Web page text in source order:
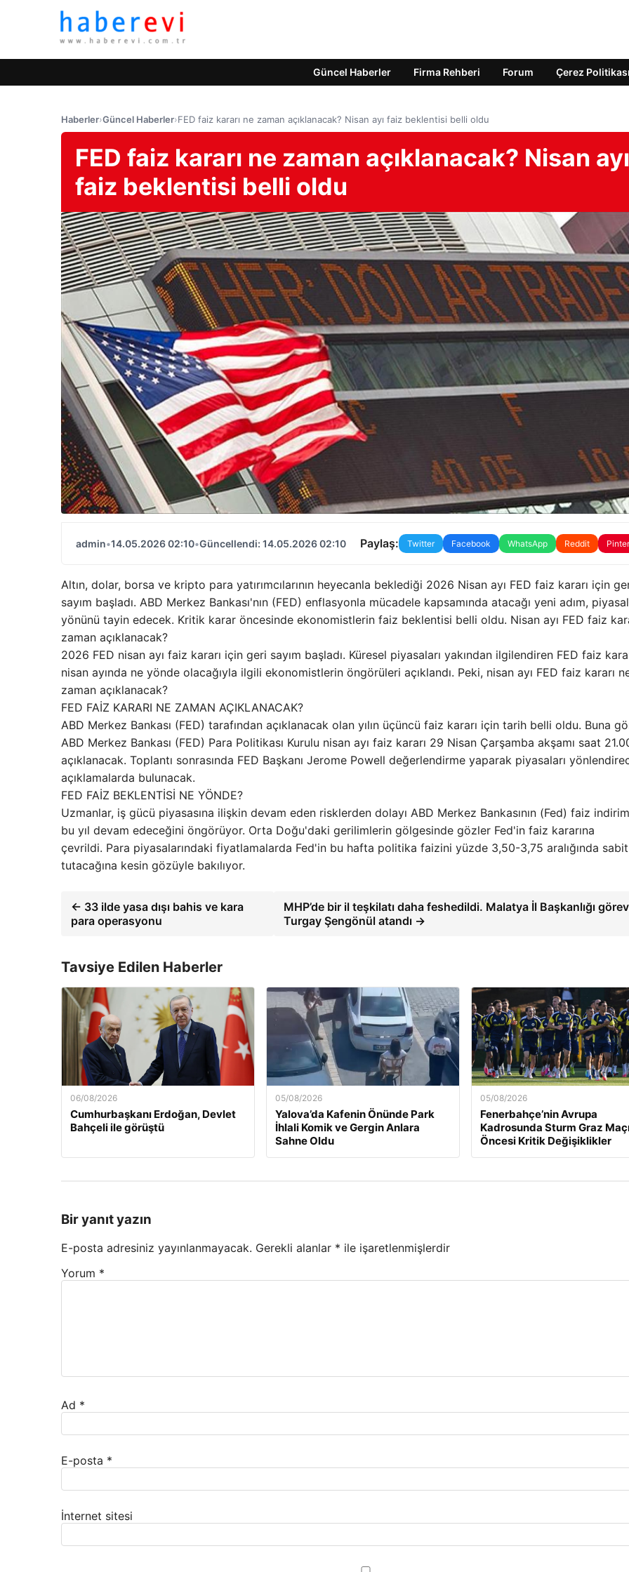
Güncel Haberler Firma Rehberi Forum Çerez Politikası
Haberler›Güncel Haberler›FED faiz kararı ne zaman açıklanacak? Nisan ayı faiz beklentisi belli oldu
FED faiz kararı ne zaman açıklanacak? Nisan ayı
faiz beklentisi belli oldu
admin•14.05.2026 02:10•Güncellendi: 14.05.2026 02:10 Paylaş: Twitter Facebook WhatsApp Reddit
Altın, dolar, borsa ve kripto para yatırımcılarının heyecanla beklediği 2026 Nisan ayı FED faiz kararı için
sayım başladı. ABD Merkez Bankası'nın (FED) enflasyonla mücadele kapsamında atacağı yeni adım,
yönünü tayin edecek. Kritik karar öncesinde ekonomistlerin faiz beklentisi belli oldu. Nisan ayı FED faiz
zaman açıklanacak?
2026 FED nisan ayı faiz kararı için geri sayım başladı. Küresel piyasaları yakından ilgilendiren FED faiz
nisan ayında ne yönde olacağıyla ilgili ekonomistlerin öngörüleri açıklandı. Peki, nisan ayı FED faiz kararı
zaman açıklanacak?
FED FAİZ KARARI NE ZAMAN AÇIKLANACAK?
ABD Merkez Bankası (FED) tarafından açıklanacak olan yılın üçüncü faiz kararı için tarih belli oldu. Buna
ABD Merkez Bankası (FED) Para Politikası Kurulu nisan ayı faiz kararı 29 Nisan Çarşamba akşamı saat
açıklanacak. Toplantı sonrasında FED Başkanı Jerome Powell değerlendirme yaparak piyasaları
açıklamalarda bulunacak.
FED FAİZ BEKLENTİSİ NE YÖNDE?
Uzmanlar, iş gücü piyasasına ilişkin devam eden risklerden dolayı ABD Merkez Bankasının (Fed) faiz
bu yıl devam edeceğini öngörüyor. Orta Doğu'daki gerilimlerin gölgesinde gözler Fed'in faiz kararına
çevrildi. Para piyasalarındaki fiyatlamalarda Fed'in bu hafta politika faizini yüzde 3,50-3,75 aralığında sabit
tutacağına kesin gözüyle bakılıyor.
← 33 ilde yasa dışı bahis ve kara
para operasyonu
MHP’de bir il teşkilatı daha feshedildi. Malatya İl Başkanlığı
Turgay Şengönül atandı →
Tavsiye Edilen Haberler
06/08/2026
Cumhurbaşkanı Erdoğan, Devlet
Bahçeli ile görüştü
05/08/2026
Yalova’da Kafenin Önünde Park
İhlali Komik ve Gergin Anlara
Sahne Oldu
05/08/2026
Fenerbahçe’nin Avrupa
Kadrosunda Sturm Graz
Öncesi Kritik Değişiklikler
Bir yanıt yazın
E-posta adresiniz yayınlanmayacak. Gerekli alanlar * ile işaretlenmişlerdir
Yorum *
Ad *
E-posta *
İnternet sitesi